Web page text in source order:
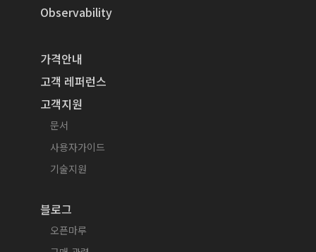
Observability
가격안내
고객 레퍼런스
고객지원
문서
사용자가이드
기술지원
블로그
오픈마루